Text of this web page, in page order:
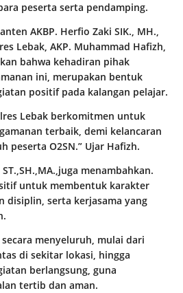
peserta serta pendamping.
AKBP. Herfio Zaki SIK., MH.,
Lebak, AKP. Muhammad Hafizh,
bahwa kehadiran pihak
ini, merupakan bentuk
positif pada kalangan pelajar.
Lebak berkomitmen untuk
terbaik, demi kelancaran
peserta O2SN.” Ujar Hafizh.
menambahkan.
untuk membentuk karakter
disiplin, serta kerjasama yang
menyeluruh, mulai dari
di sekitar lokasi, hingga
berlangsung, guna
tertib dan aman.